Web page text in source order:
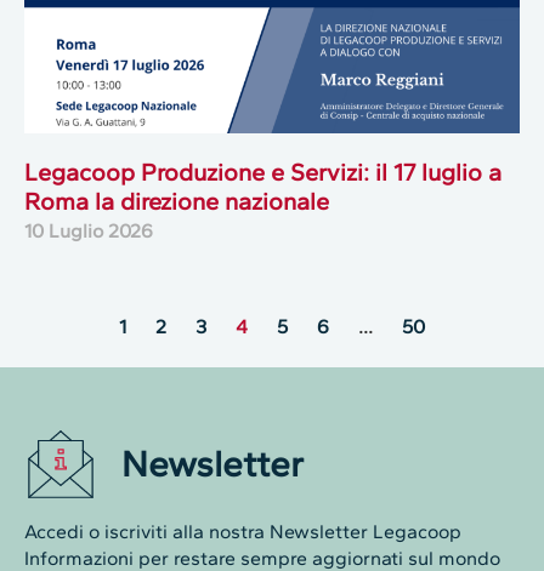
Legacoop Produzione e Servizi: il 17 luglio a
Roma la direzione nazionale
10 Luglio 2026
1 2 3 4 5 6 … 50
Newsletter
Accedi o iscriviti alla nostra Newsletter Legacoop
Informazioni per restare sempre aggiornati sul mondo